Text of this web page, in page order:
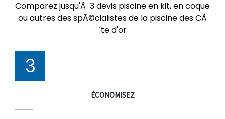
Comparez jusqu'Ã 3 devis piscine en kit, en coque
ou autres des spÃ©cialistes de la piscine des CÃ
´te d'or
3
ÉCONOMISEZ